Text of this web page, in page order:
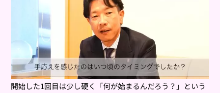
開始した1回目は少し硬く「何が始まるんだろう？」という